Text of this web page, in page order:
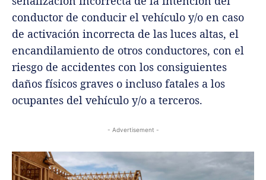
conductor de conducir el vehículo y/o en caso
de activación incorrecta de las luces altas, el
encandilamiento de otros conductores, con el
riesgo de accidentes con los consiguientes
daños físicos graves o incluso fatales a los
ocupantes del vehículo y/o a terceros.
- Advertisement -